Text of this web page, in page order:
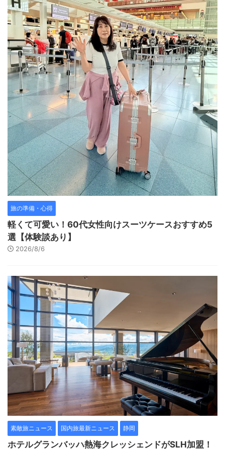
旅の準備・心得
軽くて可愛い！60代女性向けスーツケースおすすめ5
選【体験談あり】
2026/8/6
素敵旅ニュース 国内旅最新ニュース 静岡
ホテルグランバッハ熱海クレッシェンドがSLH加盟！